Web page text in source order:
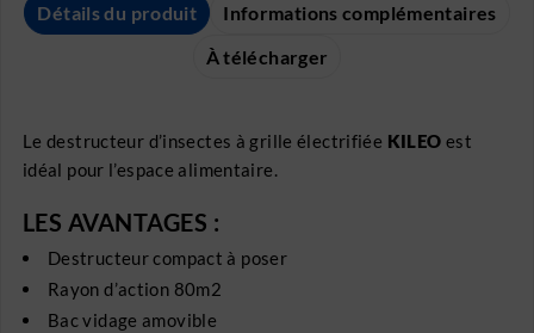
Détails du produit
Informations complémentaires
À télécharger
Le destructeur d’insectes à grille électrifiée KILEO est
idéal pour l’espace alimentaire.
LES AVANTAGES :
Destructeur compact à poser
Rayon d’action 80m2
Bac vidage amovible